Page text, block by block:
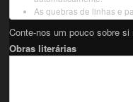
As quebras de linhas e
Conte-nos um pouco sobre si
Obras literárias